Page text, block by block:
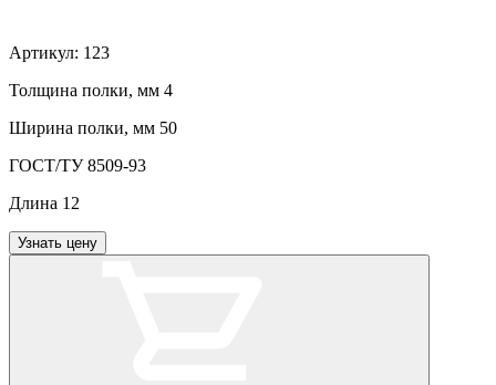
Артикул: 123
Толщина полки, мм 4
Ширина полки, мм 50
ГОСТ/ТУ 8509-93
Длина 12
Узнать цену